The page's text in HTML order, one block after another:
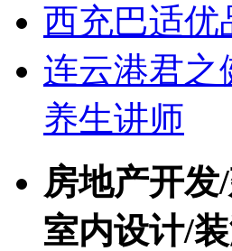
西充巴适优
连云港君之
养生讲师
房地产开
室内设计/